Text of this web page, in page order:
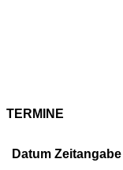
TERMINE
Datum Zeitangabe